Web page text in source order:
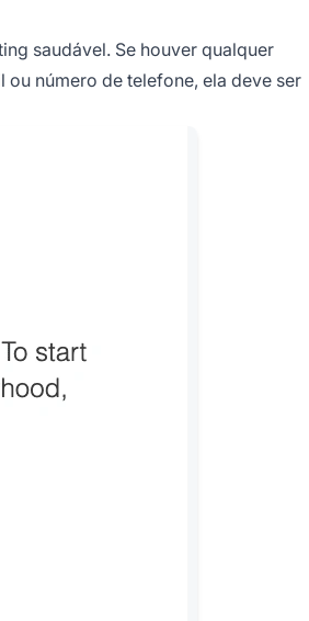
saudável. Se houver qualquer
número de telefone, ela deve ser